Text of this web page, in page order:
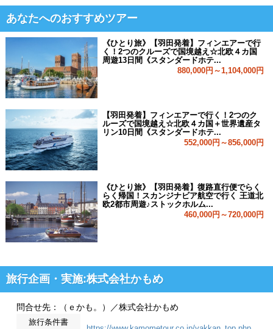
あなたへのおすすめツアー
《ひとり旅》【羽田発着】フィンエアーで行
く！2つのクルーズで国境越え☆北欧４カ国
周遊13日間《スタンダードホテ...
880,000円～1,104,000円
【羽田発着】フィンエアーで行く！2つのク
ルーズで国境越え☆北欧４カ国＋世界遺産タ
リン10日間《スタンダードホテ...
552,000円～856,000円
《ひとり旅》【羽田発着】復路直行便でらく
らく帰国！スカンジナビア航空で行く 王道北
欧2都市周遊♪ストックホルム...
460,000円～720,000円
旅行企画・実施:株式会社かもめ
問合せ先：（ｅかも。）／株式会社かもめ
旅行条件書